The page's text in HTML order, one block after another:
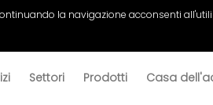
la navigazione acconsenti
Settori Prodotti Casa